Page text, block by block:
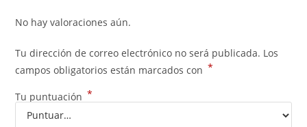
No hay valoraciones aún.
Tu dirección de correo electrónico no será publicada. Los
campos obligatorios están marcados con *
Tu puntuación *